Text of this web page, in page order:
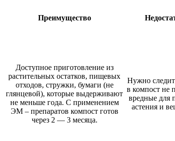
Преимущество
Доступное приготовление из
растительных остатков, пищевых
отходов, стружки, бумаги (не
глянцевой), которые выдерживают
не меньше года. С применением
ЭМ – препаратов компост готов
через 2 — 3 месяца.
Нужно
в компост не
вредные для
астения и